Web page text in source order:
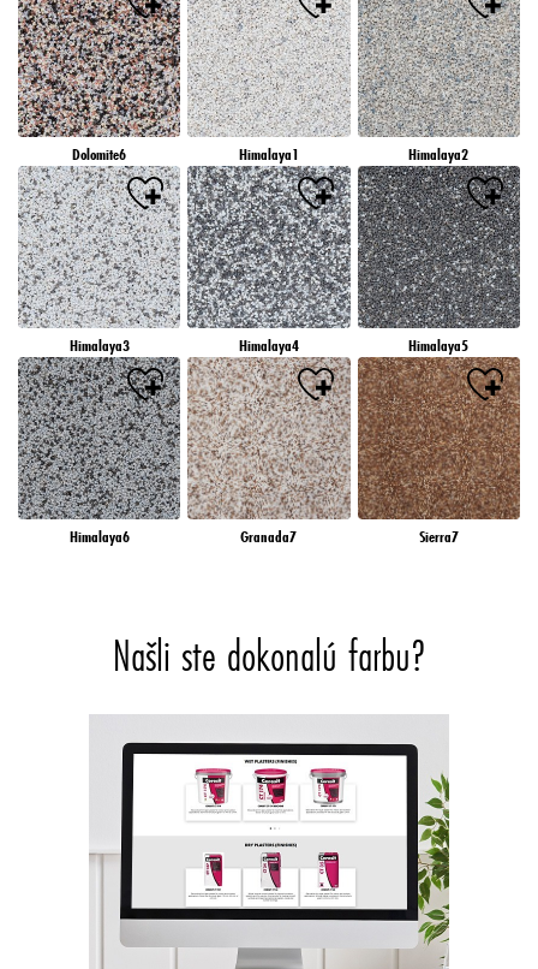
Dolomite6 Himalaya1 Himalaya2
Himalaya3 Himalaya4 Himalaya5
Himalaya6 Granada7 Sierra7
Našli ste dokonalú farbu?